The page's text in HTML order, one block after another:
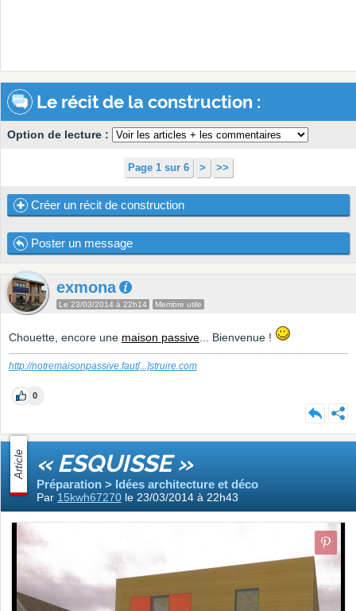
Le récit de la construction :
Option de lecture :
Page 1 sur 6 > >>
Créer un récit de construction
Poster un message
exmona
Le 23/03/2014 à 22h14 Membre utile
Chouette, encore une maison passive... Bienvenue !
http://notremaisonpassive.faut[...]struire.com
0
Article « ESQUISSE »
Préparation > Idées architecture et déco
Par 15kwh67270 le 23/03/2014 à 22h43